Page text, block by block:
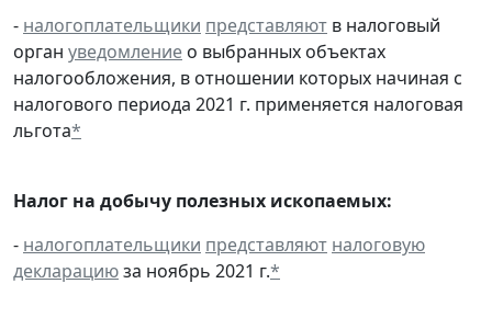
- налогоплательщики представляют в налоговый
орган уведомление о выбранных объектах
налогообложения, в отношении которых начиная с
налогового периода 2021 г. применяется налоговая
льгота*
Налог на добычу полезных ископаемых:
- налогоплательщики представляют налоговую
декларациюза ноябрь 2021 г.*